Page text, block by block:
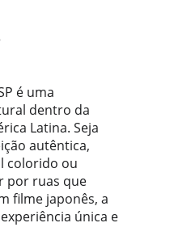
é uma
dentro da
Latina. Seja
autêntica,
colorido ou
por ruas que
filme japonês, a
única e